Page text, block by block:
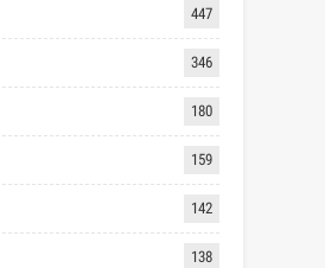
447
346
180
159
142
138